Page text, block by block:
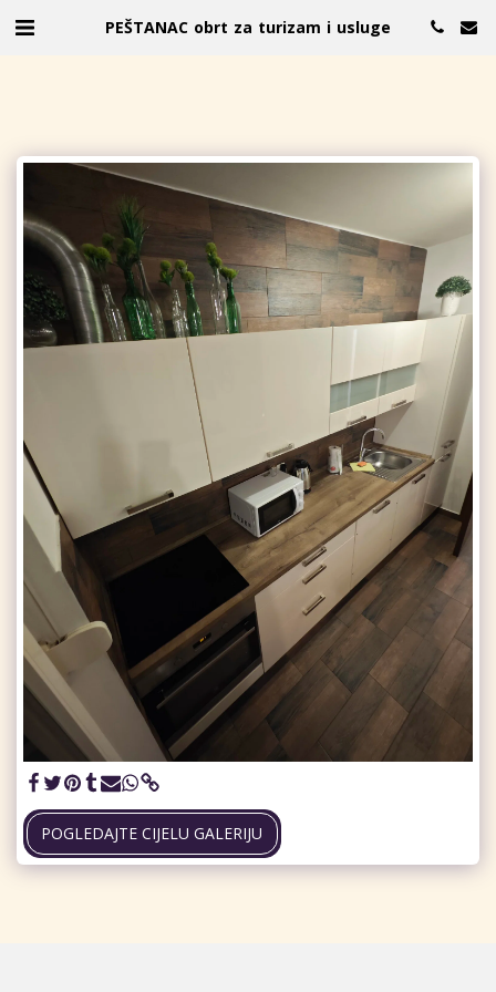
PEŠTANAC obrt za turizam i usluge
POGLEDAJTE CIJELU GALERIJU